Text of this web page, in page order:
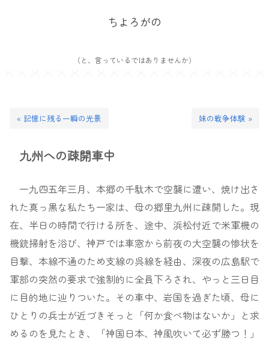
ちよろがの
（と、言っているではありませんか）
« 記憶に残る一瞬の光景 妹の戦争体験 »
九州への疎開車中
一九四五年三月、本郷の千駄木で空襲に遭い、焼け出さ
れた真っ黒な私たち一家は、母の郷里九州に疎開した。現
在、半日の時間で行ける所を、途中、浜松付近で米軍機の
機銃掃射を浴び、神戸では車窓から前夜の大空襲の惨状を
目撃、本線不通のため支線の呉線を経由、深夜の広島駅で
軍部の突然の要求で強制的に全員下ろされ、やっと三日目
に目的地に辿りついた。その車中、岩国を過ぎた頃、母に
ひとりの兵士が近づきそっと「何か食べ物はないか」と求
めるのを見たとき、「神国日本、神風吹いて必ず勝つ！」